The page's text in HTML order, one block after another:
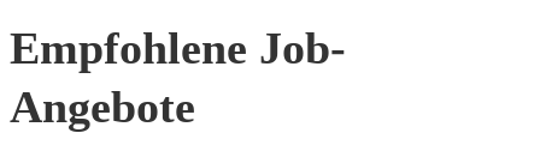
Empfohlene Job-
Angebote